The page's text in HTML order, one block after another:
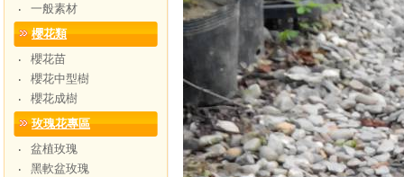
‧
一般素材
櫻花類
‧
櫻花苗
‧
櫻花中型樹
‧
櫻花成樹
玫瑰花專區
‧
盆植玫瑰
‧
黑軟盆玫瑰